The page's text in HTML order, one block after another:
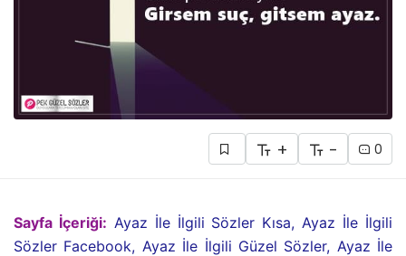
+ - 0
Sayfa İçeriği: Ayaz İle İlgili Sözler Kısa, Ayaz İle İlgili
Sözler Facebook, Ayaz İle İlgili Güzel Sözler, Ayaz İle